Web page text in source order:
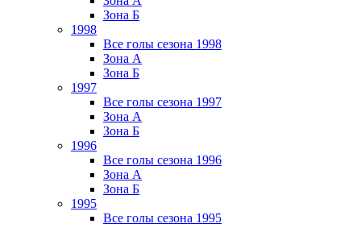
Зона Б
1998
Все голы сезона 1998
Зона А
Зона Б
1997
Все голы сезона 1997
Зона А
Зона Б
1996
Все голы сезона 1996
Зона А
Зона Б
1995
Все голы сезона 1995